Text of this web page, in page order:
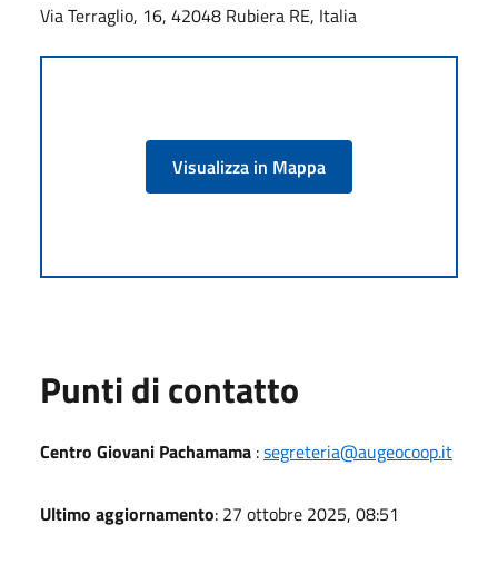
Via Terraglio, 16, 42048 Rubiera RE, Italia
Visualizza in Mappa
Punti di contatto
Centro Giovani Pachamama :segreteria@augeocoop.it
Ultimo aggiornamento: 27 ottobre 2025, 08:51